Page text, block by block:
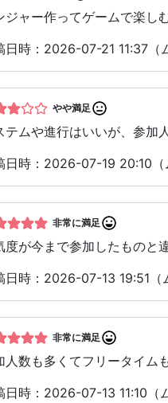
ジャー作ってゲームで楽し
日時：2026-07-21 11:37（
やや満足
テムや進行はいいが、参加
日時：2026-07-19 20:10（
非常に満足
度が今まで参加したものと
日時：2026-07-13 19:51（
非常に満足
人数も多くてフリータイム
日時：2026-07-13 11:10（